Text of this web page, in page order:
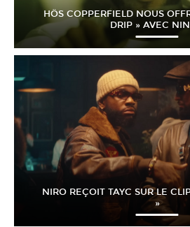
HÖS COPPERFIELD NOUS
DRIP » AVEC
NIRO REÇOIT TAYC SUR LE
»